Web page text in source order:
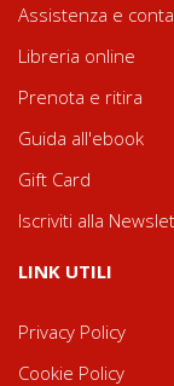
Assistenza e
Libreria online
Prenota e ritira
Guida all'ebook
Gift Card
Iscriviti alla
LINK UTILI
Privacy Policy
Cookie Policy